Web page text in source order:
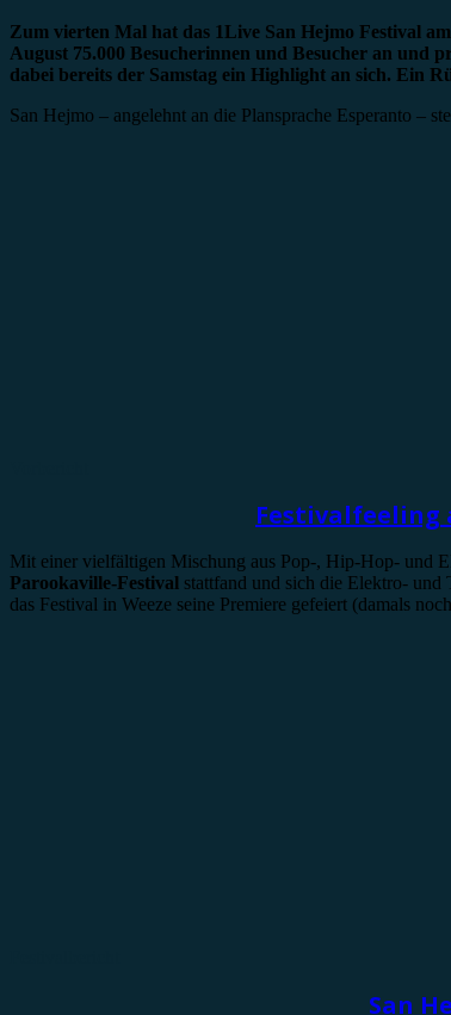
Zum vierten Mal hat das 1Live San Hejmo Festival
August 75.000 Besucherinnen und Besucher an und
dabei bereits der Samstag ein Highlight an sich. Ein
San Hejmo – angelehnt an die Plansprache Esperanto –
Festivalfeeling
Mit einer vielfältigen Mischung aus Pop-, Hip-Hop- und
Parookaville-Festival stattfand und sich die Elektro- und
das Festival in Weeze seine Premiere gefeiert (damals
San